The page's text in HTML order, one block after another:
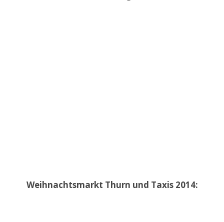
Weihnachtsmarkt Thurn und Taxis 2014: